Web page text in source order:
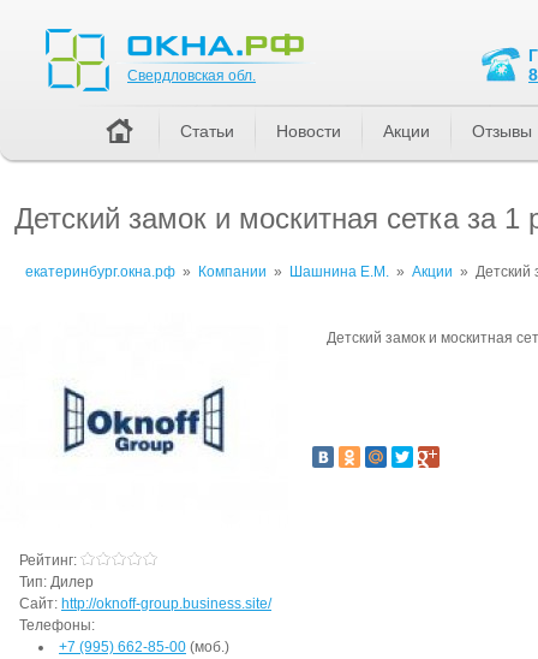
Детский замок и москитная сетка за 1
екатеринбург.окна.рф » Компании » Шашнина Е.М. » Акции » Детский
Детский замок и москитная
Рейтинг:
Тип: Дилер
Сайт: http://oknoff-group.business.site/
Телефоны:
+7 (995) 662-85-00 (моб.)
Свердловская обл.
Статьи Новости Акции Отзывы